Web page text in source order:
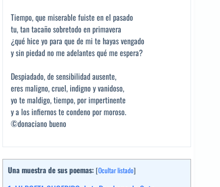
Tiempo, que miserable fuiste en el pasado
tu, tan tacaño sobretodo en primavera
¿qué hice yo para que de mi te hayas vengado
y sin piedad no me adelantes qué me espera?
Despiadado, de sensibilidad ausente,
eres maligno, cruel, indigno y vanidoso,
yo te maldigo, tiempo, por impertinente
y a los infiernos te condeno por moroso.
©donaciano bueno
Una muestra de sus poemas: [Ocultar listado]